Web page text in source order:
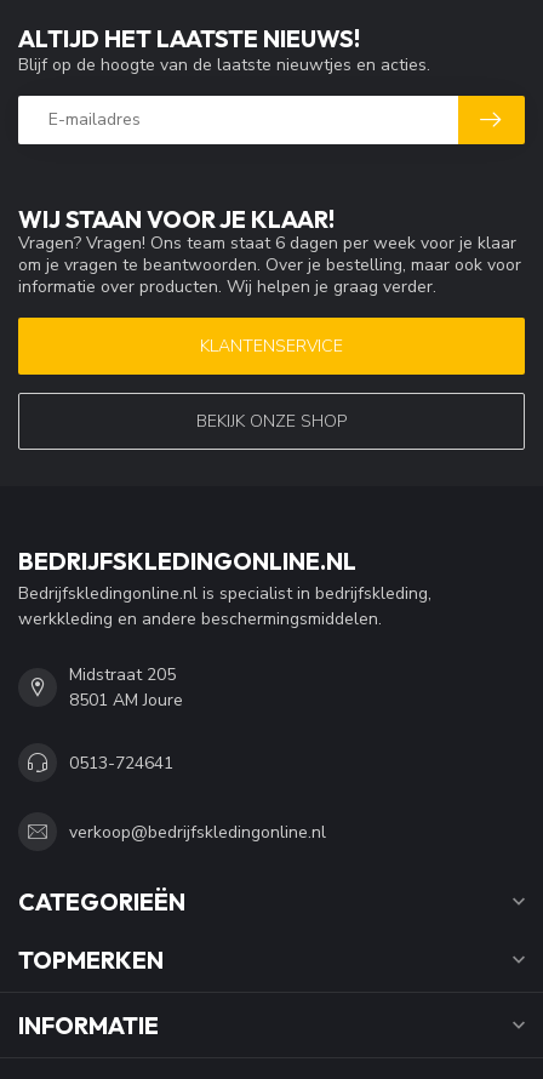
WIJ STAAN VOOR JE KLAAR!
Vragen? Vragen! Ons team staat 6 dagen per week voor je klaar
om je vragen te beantwoorden. Over je bestelling, maar ook voor
informatie over producten. Wij helpen je graag verder.
KLANTENSERVICE
BEKIJK ONZE SHOP
ALTIJD HET LAATSTE NIEUWS!
Blijf op de hoogte van de laatste nieuwtjes en acties.
BEDRIJFSKLEDINGONLINE.NL
Bedrijfskledingonline.nl is specialist in bedrijfskleding,
werkkleding en andere beschermingsmiddelen.
Midstraat 205
8501 AM Joure
0513-724641
verkoop@bedrijfskledingonline.nl
CATEGORIEËN
TOPMERKEN
INFORMATIE